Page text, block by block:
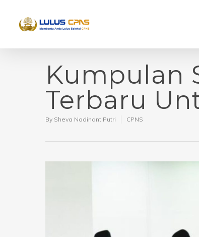
Kumpulan
Terbaru
By Sheva Nadinant Putri CPNS